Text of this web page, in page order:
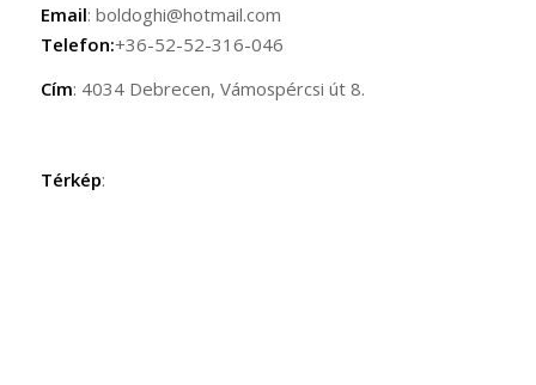
Email: boldoghi@hotmail.com
Telefon:+36-52-52-316-046
Cím: 4034 Debrecen, Vámospércsi út 8.
Térkép: